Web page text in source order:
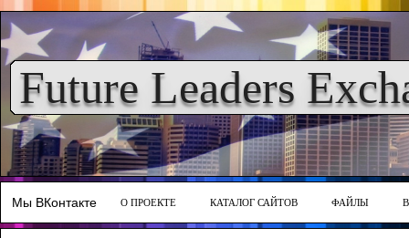
Future Leaders
Мы ВКонтакте О ПРОЕКТЕ КАТАЛОГ САЙТОВ ФАЙЛЫ